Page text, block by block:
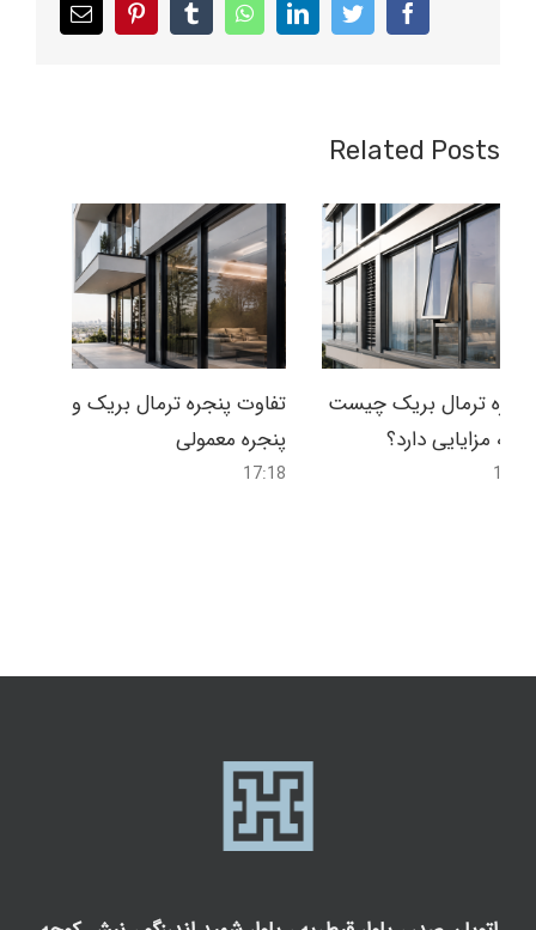
facebook
twitter
linkedin
whatsapp
tumblr
pinterest
Email
Related Posts
تفاوت پنجره ترمال بریک و
پنجره معمولی
17:18
پنجره ترمال بریک چیست
و چه مزایایی دارد؟
16:58